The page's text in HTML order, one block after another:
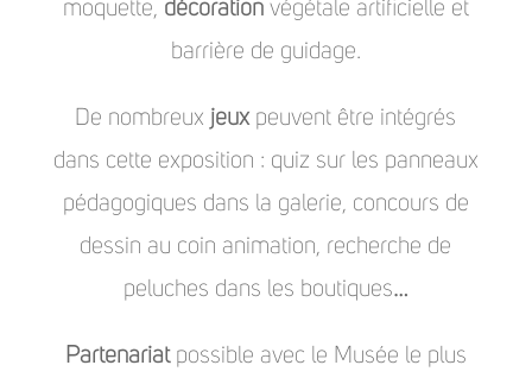
moquette, décorationvégétale artificielle et
barrière de guidage.
De nombreux jeuxpeuvent être intégrés
dans cette exposition : quiz sur les panneaux
pédagogiques dans la galerie, concours de
dessin au coin animation, recherche de
peluches dans les boutiques…
Partenariatpossible avec le Musée le plus